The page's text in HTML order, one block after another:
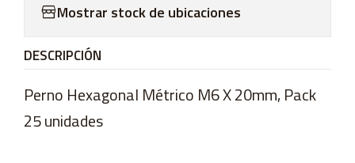
Mostrar stock de ubicaciones
DESCRIPCIÓN
Perno Hexagonal Métrico M6 X 20mm, Pack
25 unidades